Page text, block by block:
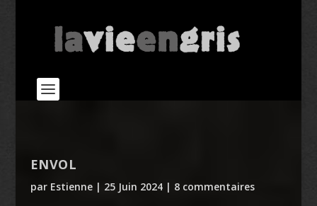
ENVOL
par Estienne| 25 Juin 2024| 8 commentaires